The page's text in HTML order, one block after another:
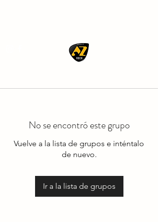
No se encontró este grupo
Vuelve a la lista de grupos e inténtalo
de nuevo.
Ir a la lista de grupos